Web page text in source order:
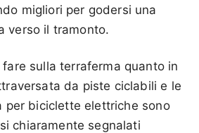
migliori per godersi una
verso il tramonto.
sulla terraferma quanto in
da piste ciclabili e le
per biciclette elettriche sono
chiaramente segnalati